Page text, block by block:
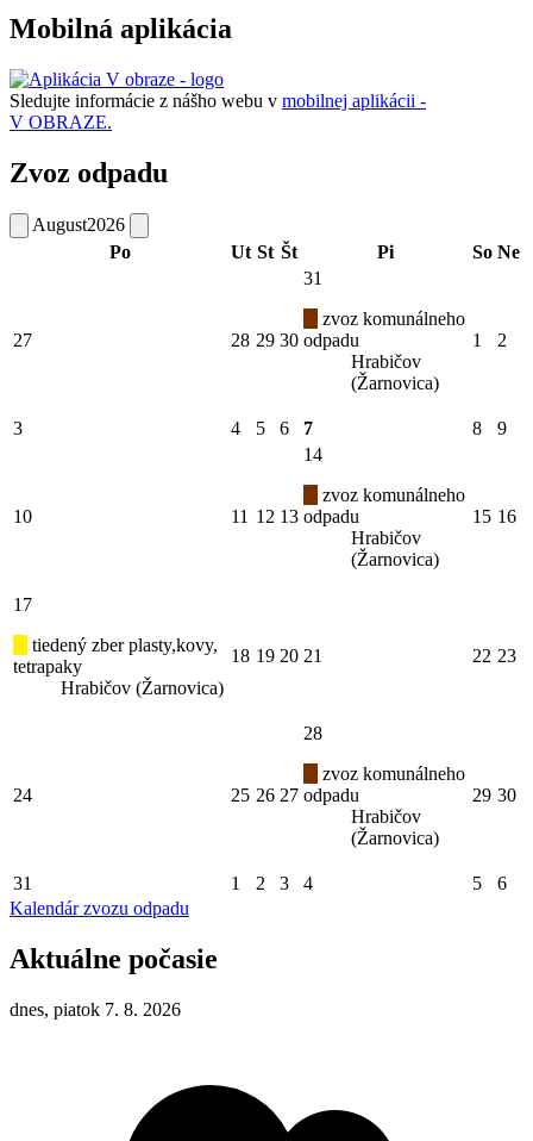
Mobilná aplikácia
Sledujte informácie z nášho webu v mobilnej aplikácii -
V OBRAZE.
Zvoz odpadu
August2026
Po
Ut St Št Pi So Ne
27 28 29 30
31
zvoz komunálneho
odpadu
Hrabičov
(Žarnovica)
1 2
3 4 5 6 7 8 9
10 11 12 13
14
zvoz komunálneho
odpadu
Hrabičov
(Žarnovica)
15 16
17
tiedený zber plasty,kovy,
tetrapaky
Hrabičov (Žarnovica)
18 19 20 21 22 23
24 25 26 27
28
zvoz komunálneho
odpadu
Hrabičov
(Žarnovica)
29 30
31 1 2 3 4 5
6
Kalendár zvozu odpadu
Aktuálne počasie
dnes, piatok 7. 8. 2026